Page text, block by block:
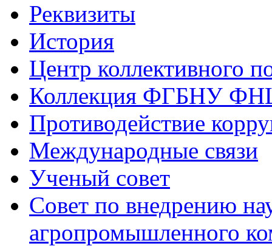
Реквизиты
История
Центр коллективного
Коллекция ФГБНУ
Противодействие
Международные связи
Ученый совет
Совет по внедрению
агропромышленного